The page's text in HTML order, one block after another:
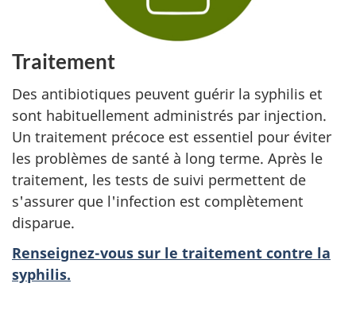
Traitement
Des antibiotiques peuvent guérir la syphilis et
sont habituellement administrés par injection.
Un traitement précoce est essentiel pour éviter
les problèmes de santé à long terme. Après le
traitement, les tests de suivi permettent de
s'assurer que l'infection est complètement
disparue.
Renseignez-vous sur le traitement contre la
syphilis.